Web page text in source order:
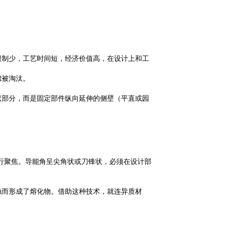
少，工艺时间短，经济价值高，在设计上和工
淘汰。
分，而是固定部件纵向延伸的侧壁（平直或园
焦。导能角呈尖角状或刀锋状，必须在设计部
形成了熔化物。借助这种技术，就连异质材